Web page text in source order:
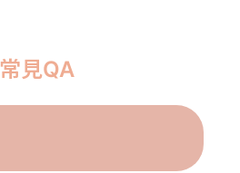
常見QA